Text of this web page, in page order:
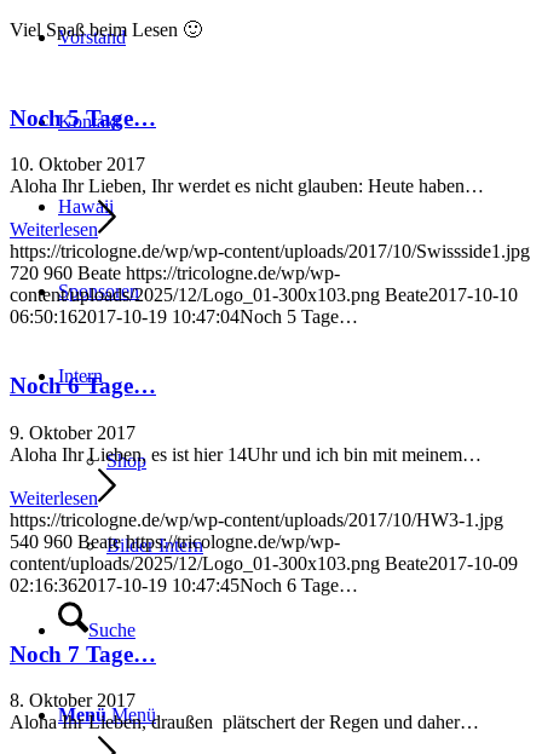
Vorstand
Kontakt
Hawaii
Sponsoren
Intern
Shop
Bilder Intern
Suche
Menü Menü
Viel Spaß beim Lesen 🙂
Noch 5 Tage…
10. Oktober 2017
Aloha Ihr Lieben, Ihr werdet es nicht glauben: Heute haben…
Weiterlesen
https://tricologne.de/wp/wp-content/uploads/2017/10/Swissside1.jpg
720 960 Beate https://tricologne.de/wp/wp-
content/uploads/2025/12/Logo_01-300x103.png Beate2017-10-10
06:50:162017-10-19 10:47:04Noch 5 Tage…
Noch 6 Tage…
9. Oktober 2017
Aloha Ihr Lieben, es ist hier 14Uhr und ich bin mit meinem…
Weiterlesen
https://tricologne.de/wp/wp-content/uploads/2017/10/HW3-1.jpg
540 960 Beate https://tricologne.de/wp/wp-
content/uploads/2025/12/Logo_01-300x103.png Beate2017-10-09
02:16:362017-10-19 10:47:45Noch 6 Tage…
Noch 7 Tage…
8. Oktober 2017
Aloha Ihr Lieben, draußen plätschert der Regen und daher…